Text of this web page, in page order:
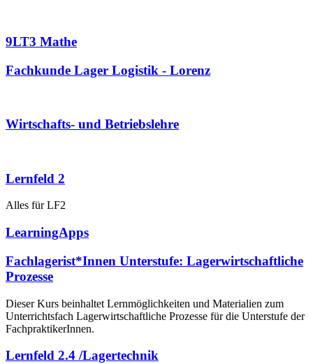
9LT3 Mathe
Fachkunde Lager Logistik - Lorenz
Wirtschafts- und Betriebslehre
Lernfeld 2
Alles für LF2
LearningApps
Fachlagerist*Innen Unterstufe: Lagerwirtschaftliche
Prozesse
Dieser Kurs beinhaltet Lernmöglichkeiten und Materialien zum
Unterrichtsfach Lagerwirtschaftliche Prozesse für die Unterstufe der
FachpraktikerInnen.
Lernfeld 2.4 /Lagertechnik